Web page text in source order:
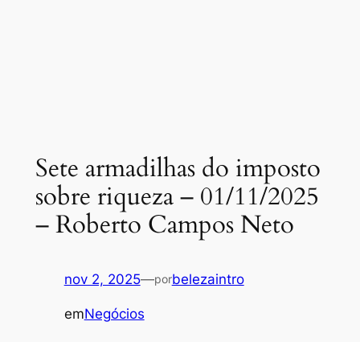
Sete armadilhas do imposto
sobre riqueza – 01/11/2025
– Roberto Campos Neto
nov 2, 2025—porbelezaintro
emNegócios